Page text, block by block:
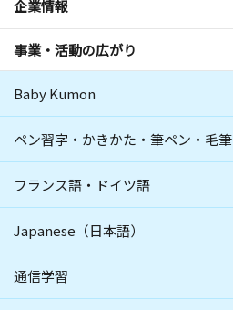
企業情報
事業・活動の広がり
Baby Kumon
ペン習字・かきかた・筆ペン・毛筆
フランス語・ドイツ語
Japanese（日本語）
通信学習